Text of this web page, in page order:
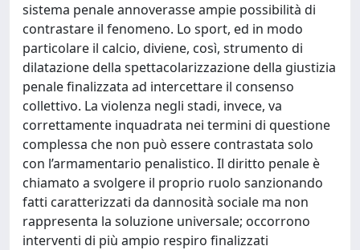
sistema penale annoverasse ampie possibilità di
contrastare il fenomeno. Lo sport, ed in modo
particolare il calcio, diviene, così, strumento di
dilatazione della spettacolarizzazione della giustizia
penale finalizzata ad intercettare il consenso
collettivo. La violenza negli stadi, invece, va
correttamente inquadrata nei termini di questione
complessa che non può essere contrastata solo
con l’armamentario penalistico. Il diritto penale è
chiamato a svolgere il proprio ruolo sanzionando
fatti caratterizzati da dannosità sociale ma non
rappresenta la soluzione universale; occorrono
interventi di più ampio respiro finalizzati